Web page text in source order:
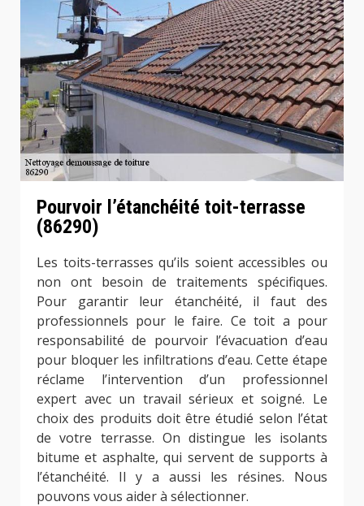
Pourvoir l’étanchéité toit-terrasse
(86290)
Les toits-terrasses qu’ils soient accessibles ou
non ont besoin de traitements spécifiques.
Pour garantir leur étanchéité, il faut des
professionnels pour le faire. Ce toit a pour
responsabilité de pourvoir l’évacuation d’eau
pour bloquer les infiltrations d’eau. Cette étape
réclame l’intervention d’un professionnel
expert avec un travail sérieux et soigné. Le
choix des produits doit être étudié selon l’état
de votre terrasse. On distingue les isolants
bitume et asphalte, qui servent de supports à
l’étanchéité. Il y a aussi les résines. Nous
pouvons vous aider à sélectionner.